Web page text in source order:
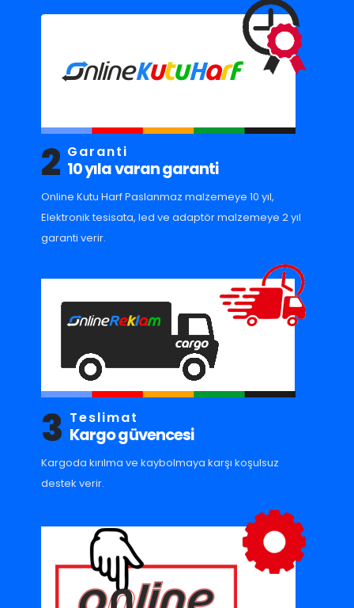
2 Garanti
10 yıla varan garanti
Online Kutu Harf Paslanmaz malzemeye 10 yıl,
Elektronik tesisata, led ve adaptör malzemeye 2 yıl
garanti verir.
3 Teslimat
Kargo güvencesi
Kargoda kırılma ve kaybolmaya karşı koşulsuz
destek verir.